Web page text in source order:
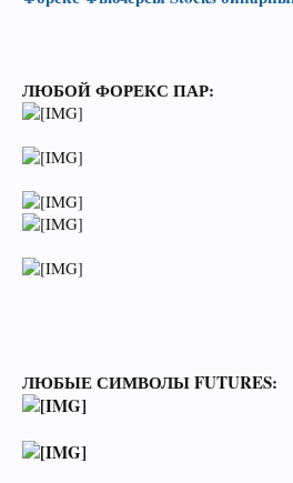
ЛЮБОЙ ФОРЕКС ПАР:
ЛЮБЫЕ СИМВОЛЫ FUTURES: